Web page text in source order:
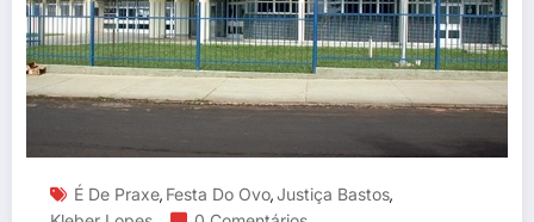
É De Praxe, Festa Do Ovo,Justiça Bastos,